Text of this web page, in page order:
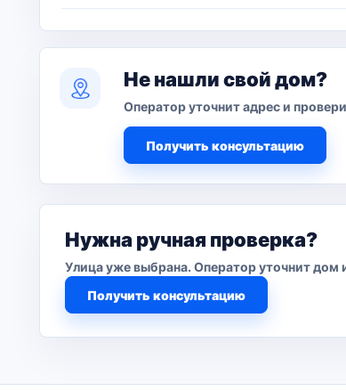
Не нашли свой дом?
Оператор уточнит адрес и
Получить консультацию
Нужна ручная проверка?
Улица уже выбрана. Оператор уточнит дом
Получить консультацию